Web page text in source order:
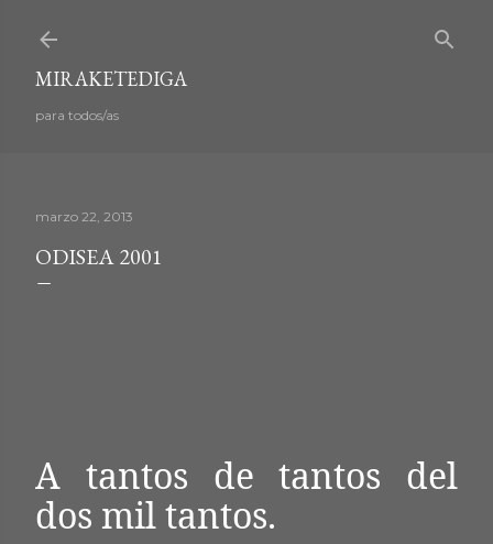
MIRAKETEDIGA
para todos/as
marzo 22, 2013
ODISEA 2001
A tantos de tantos del
dos mil tantos.